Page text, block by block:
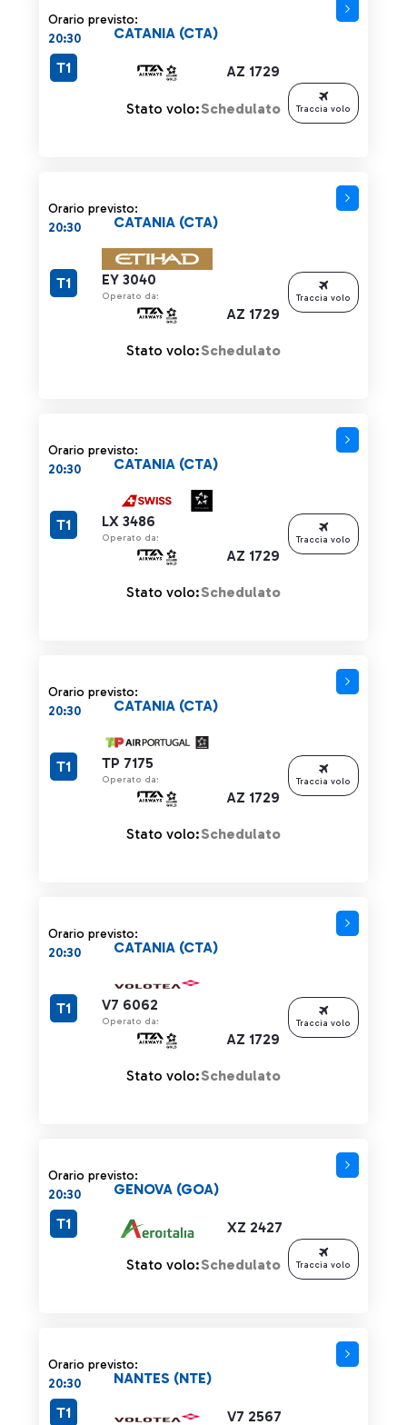
Orario previsto:
20:30
AZ 1729
CATANIA (CTA)
T1
Stato volo:Schedulato Traccia volo
Orario previsto:
20:30
EY 3040
Operato da:
AZ 1729
CATANIA (CTA)
T1
Stato volo:Schedulato
Traccia volo
Orario previsto:
20:30
LX 3486
Operato da:
AZ 1729
CATANIA (CTA)
T1
Stato volo:Schedulato
Traccia volo
Orario previsto:
20:30
TP 7175
Operato da:
AZ 1729
CATANIA (CTA)
T1
Stato volo:Schedulato
Traccia volo
Orario previsto:
20:30
V7 6062
Operato da:
AZ 1729
CATANIA (CTA)
T1
Stato volo:Schedulato
Traccia volo
Orario previsto:
20:30
XZ 2427
GENOVA (GOA)
T1
Stato volo:Schedulato Traccia volo
Orario previsto:
20:30
V7 2567
NANTES (NTE)
T1